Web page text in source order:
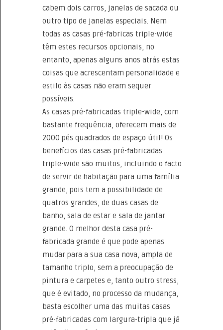
cabem dois carros, janelas de sacada ou
outro tipo de janelas especiais. Nem
todas as casas pré-fabricas triple-wide
têm estes recursos opcionais, no
entanto, apenas alguns anos atrás estas
coisas que acrescentam personalidade e
estilo às casas não eram sequer
possíveis.
As casas pré-fabricadas triple-wide, com
bastante frequência, oferecem mais de
2000 pés quadrados de espaço útil! Os
benefícios das casas pré-fabricadas
triple-wide são muitos, incluindo o facto
de servir de habitação para uma família
grande, pois tem a possibilidade de
quatros grandes, de duas casas de
banho, sala de estar e sala de jantar
grande. O melhor desta casa pré-
fabricada grande é que pode apenas
mudar para a sua casa nova, ampla de
tamanho triplo, sem a preocupação de
pintura e carpetes e, tanto outro stress,
que é evitado, no processo da mudança,
basta escolher uma das muitas casas
pré-fabricadas com largura-tripla que já